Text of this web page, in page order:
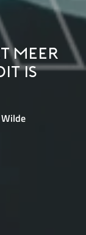
meer
is